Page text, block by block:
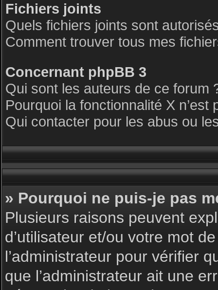
Fichiers joints
Quels fichiers joints sont
Comment trouver tous mes
Concernant phpBB 3
Qui sont les auteurs de ce forum
Pourquoi la fonctionnalité X n’est
Qui contacter pour les abus ou
» Pourquoi ne puis-je pas
Plusieurs raisons peuvent
d’utilisateur et/ou votre mot
l’administrateur pour vérifier
que l’administrateur ait une